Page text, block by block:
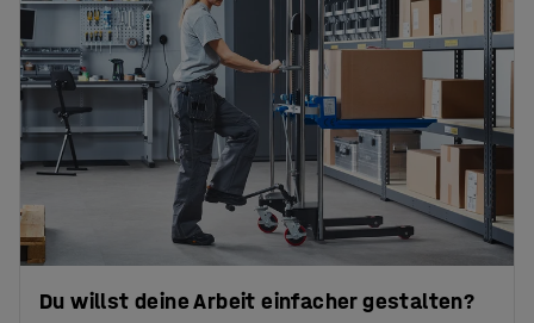
Du willst deine Arbeit einfacher gestalten?